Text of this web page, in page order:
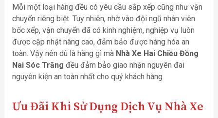
Mỗi một loại hàng đều có yêu cầu sắp xếp cũng như vận
chuyển riêng biệt. Tuy nhiên, nhờ vào đội ngũ nhân viên
bốc xếp, vận chuyển đã có kinh nghiệm, nghiệp vụ luôn
được cập nhật nâng cao, đảm bảo được hàng hóa an
toàn. Vậy nên dù là hàng gì mà Nhà Xe Hai Chiều Đồng
Nai Sóc Trăng đều đảm bảo giao nhận nguyên đai
nguyên kiện an toàn nhất cho quý khách hàng.
Ưu Đãi Khi Sử Dụng Dịch Vụ Nhà Xe